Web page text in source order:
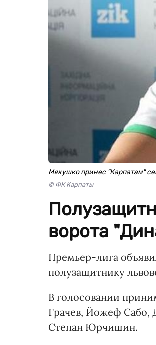
Мякушко принес "Карпатам"
© ФК Карпаты
ворота
Премьер-лига
полузащитнику
В голосовании
Грачев, Йожеф Сабо,
Степан Юрчишин.